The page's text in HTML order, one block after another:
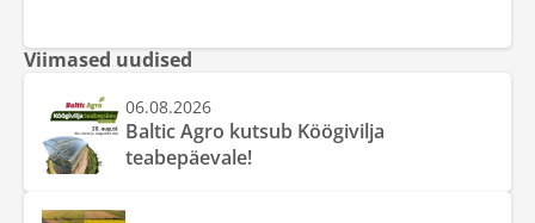
Viimased uudised
06.08.2026
Baltic Agro kutsub Köögivilja
teabepäevale!